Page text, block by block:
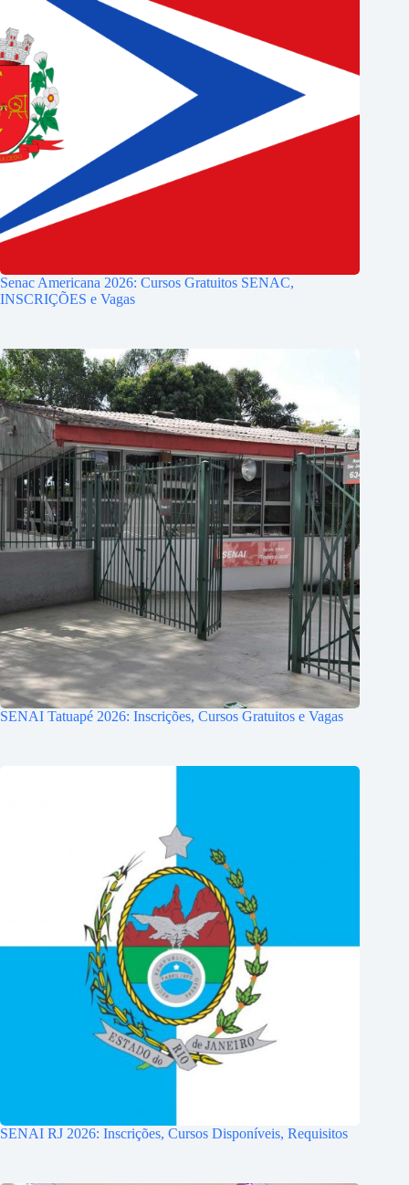
Senac Americana 2026: Cursos Gratuitos SENAC,
INSCRIÇÕES e Vagas
SENAI Tatuapé 2026: Inscrições, Cursos Gratuitos e Vagas
SENAI RJ 2026: Inscrições, Cursos Disponíveis, Requisitos